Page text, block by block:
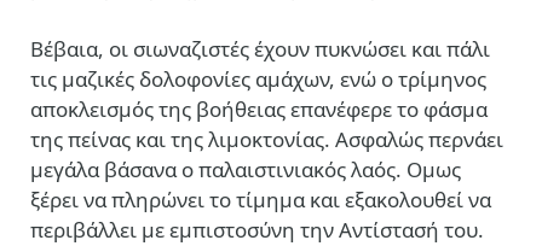
Βέβαια, οι σιωναζιστές έχουν πυκνώσει και πάλι
τις μαζικές δολοφονίες αμάχων, ενώ ο τρίμηνος
αποκλεισμός της βοήθειας επανέφερε το φάσμα
της πείνας και της λιμοκτονίας. Ασφαλώς περνάει
μεγάλα βάσανα ο παλαιστινιακός λαός. Ομως
ξέρει να πληρώνει το τίμημα και εξακολουθεί να
περιβάλλει με εμπιστοσύνη την Αντίστασή του.